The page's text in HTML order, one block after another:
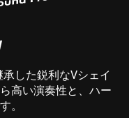
した鋭利なVシェイ
高い演奏性と、ハー
。